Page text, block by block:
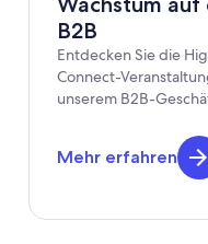
B2B
Entdecken Sie die
Connect-
unserem B2B-
Mehr erfahren